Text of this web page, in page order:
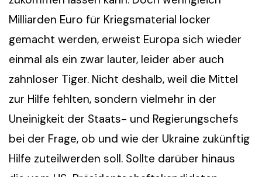
Milliarden Euro für Kriegsmaterial locker
gemacht werden, erweist Europa sich wieder
einmal als ein zwar lauter, leider aber auch
zahnloser Tiger. Nicht deshalb, weil die Mittel
zur Hilfe fehlten, sondern vielmehr in der
Uneinigkeit der Staats- und Regierungschefs
bei der Frage, ob und wie der Ukraine zukünftig
Hilfe zuteilwerden soll. Sollte darüber hinaus